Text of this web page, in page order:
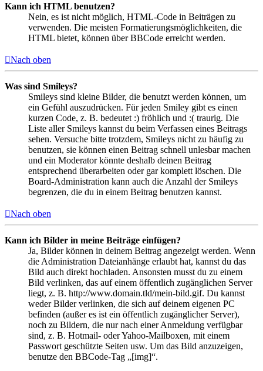
Kann ich HTML benutzen?
Nein, es ist nicht möglich, HTML-Code in Beiträgen zu
verwenden. Die meisten Formatierungsmöglichkeiten, die
HTML bietet, können über BBCode erreicht werden.
Nach oben
Was sind Smileys?
Smileys sind kleine Bilder, die benutzt werden können, um
ein Gefühl auszudrücken. Für jeden Smiley gibt es einen
kurzen Code, z. B. bedeutet :) fröhlich und :( traurig. Die
Liste aller Smileys kannst du beim Verfassen eines Beitrags
sehen. Versuche bitte trotzdem, Smileys nicht zu häufig zu
benutzen, sie können einen Beitrag schnell unlesbar machen
und ein Moderator könnte deshalb deinen Beitrag
entsprechend überarbeiten oder gar komplett löschen. Die
Board-Administration kann auch die Anzahl der Smileys
begrenzen, die du in einem Beitrag benutzen kannst.
Nach oben
Kann ich Bilder in meine Beiträge einfügen?
Ja, Bilder können in deinem Beitrag angezeigt werden. Wenn
die Administration Dateianhänge erlaubt hat, kannst du das
Bild auch direkt hochladen. Ansonsten musst du zu einem
Bild verlinken, das auf einem öffentlich zugänglichen Server
liegt, z. B. http://www.domain.tld/mein-bild.gif. Du kannst
weder Bilder verlinken, die sich auf deinem eigenen PC
befinden (außer es ist ein öffentlich zugänglicher Server),
noch zu Bildern, die nur nach einer Anmeldung verfügbar
sind, z. B. Hotmail- oder Yahoo-Mailboxen, mit einem
Passwort geschützte Seiten usw. Um das Bild anzuzeigen,
benutze den BBCode-Tag „[img]“.